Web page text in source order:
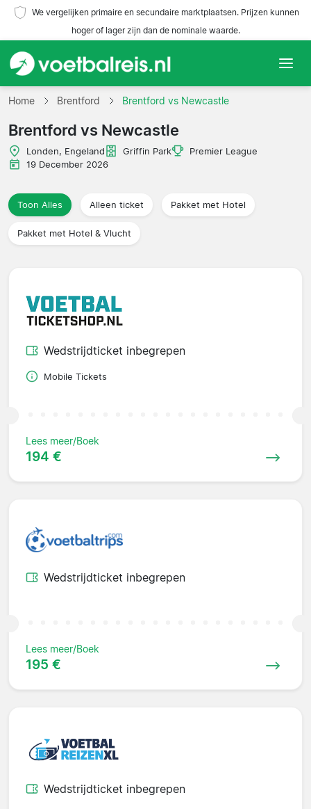
We vergelijken primaire en secundaire marktplaatsen. Prijzen kunnen
hoger of lager zijn dan de nominale waarde.
Home
Teams
Competities
Reisorganisaties
Home Brentford Brentford vs Newcastle
Brentford vs Newcastle
Londen, Engeland Griffin Park
Premier League
19 December 2026
Toon Alles Alleen ticket Pakket met Hotel
Pakket met Hotel & Vlucht
Wedstrijdticket inbegrepen
Mobile Tickets
Lees meer/Boek
194 €
Wedstrijdticket inbegrepen
Lees meer/Boek
195 €
Wedstrijdticket inbegrepen